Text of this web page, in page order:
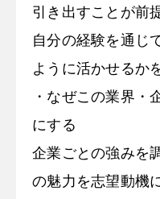
引き出すことが前
自分の経験を通じ
ように活かせるか
・なぜこの業界・
にする
企業ごとの強みを
の魅力を志望動機